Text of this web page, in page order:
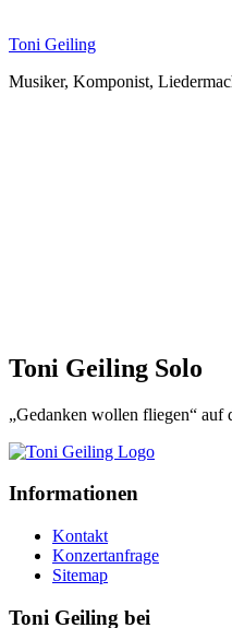
Toni Geiling
Musiker, Komponist,
Toni Geiling Solo
„Gedanken wollen fliegen“
Informationen
Kontakt
Konzertanfrage
Sitemap
Toni Geiling bei